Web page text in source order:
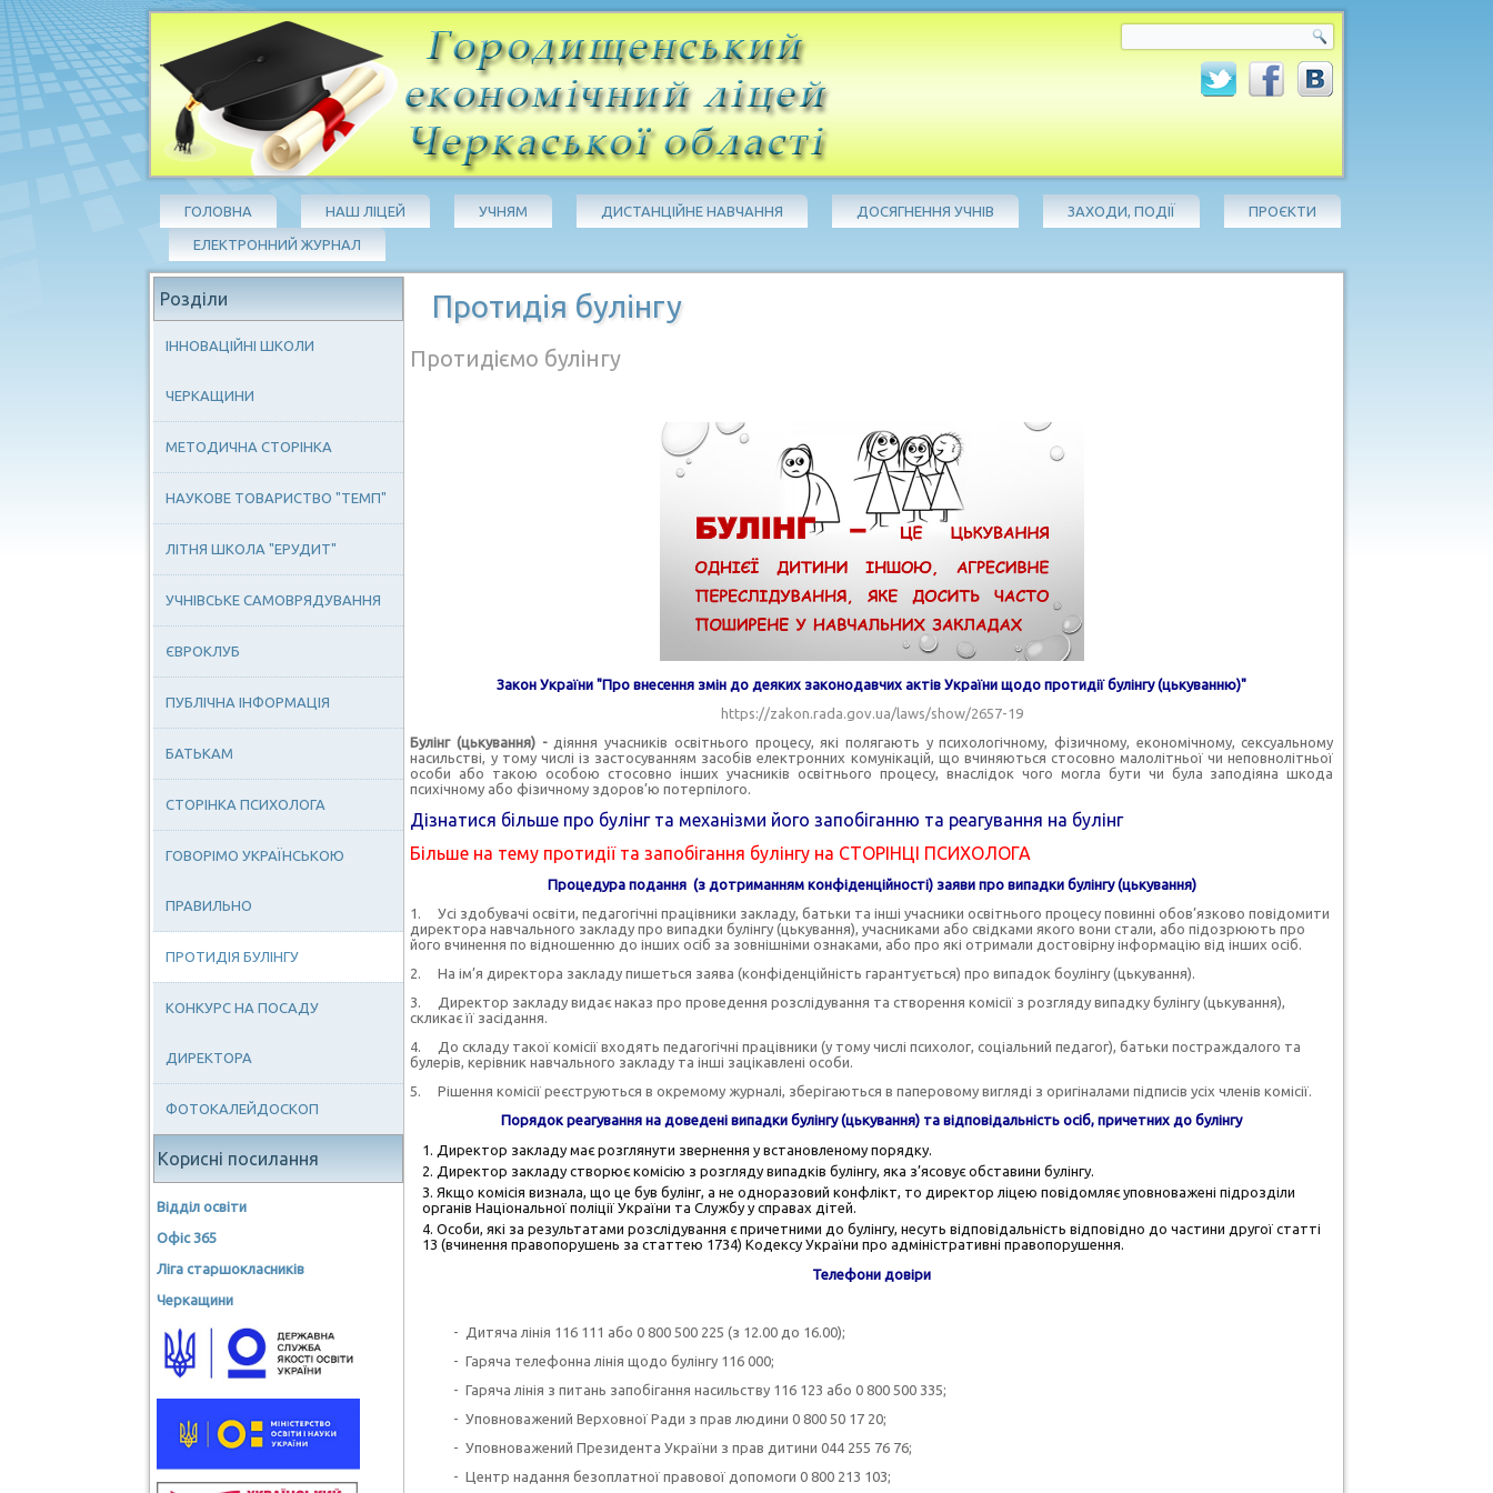
ГОЛОВНА НАШ ЛІЦЕЙ УЧНЯМ ДИСТАНЦІЙНЕ НАВЧАННЯ ДОСЯГНЕННЯ УЧНІВ ЗАХОДИ, ПОДІЇ ПРОЄКТИ
ЕЛЕКТРОННИЙ ЖУРНАЛ
Розділи
ІННОВАЦІЙНІ ШКОЛИ
ЧЕРКАЩИНИ
МЕТОДИЧНА СТОРІНКА
НАУКОВЕ ТОВАРИСТВО "ТЕМП"
ЛІТНЯ ШКОЛА "ЕРУДИТ"
УЧНІВСЬКЕ САМОВРЯДУВАННЯ
ЄВРОКЛУБ
ПУБЛІЧНА ІНФОРМАЦІЯ
БАТЬКАМ
СТОРІНКА ПСИХОЛОГА
ГОВОРІМО УКРАЇНСЬКОЮ
ПРАВИЛЬНО
ПРОТИДІЯ БУЛІНГУ
КОНКУРС НА ПОСАДУ
ДИРЕКТОРА
ФОТОКАЛЕЙДОСКОП
Корисні посилання
Відділ освіти
Офіс 365
Ліга старшокласників
Черкащини
Протидія булінгу
Протидіємо булінгу
Закон України "Про внесення змін до деяких законодавчих актів України щодо протидії булінгу (цькуванню)"
https://zakon.rada.gov.ua/laws/show/2657-19
Булінг (цькування) - діяння учасників освітнього процесу, які полягають у психологічному, фізичному, економічному, сексуальному
насильстві, у тому числі із застосуванням засобів електронних комунікацій, що вчиняються стосовно малолітньої чи неповнолітньої
особи або такою особою стосовно інших учасників освітнього процесу, внаслідок чого могла бути чи була заподіяна шкода
психічному або фізичному здоров’ю потерпілого.
Дізнатися більше про булінг та механізми його запобіганню та реагування на булінг
Більше на тему протидії та запобігання булінгу на СТОРІНЦІ ПСИХОЛОГА
Процедура подання (з дотриманням конфіденційності) заяви про випадки булінгу (цькування)
1. Усі здобувачі освіти, педагогічні працівники закладу, батьки та інші учасники освітнього процесу повинні обов’язково повідомити
директора навчального закладу про випадки булінгу (цькування), учасниками або свідками якого вони стали, або підозрюють про
його вчинення по відношенню до інших осіб за зовнішніми ознаками, або про які отримали достовірну інформацію від інших осіб.
2. На ім’я директора закладу пишеться заява (конфіденційність гарантується) про випадок боулінгу (цькування).
3. Директор закладу видає наказ про проведення розслідування та створення комісії з розгляду випадку булінгу (цькування),
скликає її засідання.
4. До складу такої комісії входять педагогічні працівники (у тому числі психолог, соціальний педагог), батьки постраждалого та
булерів, керівник навчального закладу та інші зацікавлені особи.
5. Рішення комісії реєструються в окремому журналі, зберігаються в паперовому вигляді з оригіналами підписів усіх членів комісії.
Порядок реагування на доведені випадки булінгу (цькування) та відповідальність осіб, причетних до булінгу
Директор закладу має розглянути звернення у встановленому порядку.
Директор закладу створює комісію з розгляду випадків булінгу, яка з’ясовує обставини булінгу.
Якщо комісія визнала, що це був булінг, а не одноразовий конфлікт, то директор ліцею повідомляє уповноважені підрозділи
органів Національної поліції України та Службу у справах дітей.
Особи, які за результатами розслідування є причетними до булінгу, несуть відповідальність відповідно до частини другої статті
13 (вчинення правопорушень за статтею 1734) Кодексу України про адміністративні правопорушення.
Телефони довіри
- Дитяча лінія 116 111 або 0 800 500 225 (з 12.00 до 16.00);
- Гаряча телефонна лінія щодо булінгу 116 000;
- Гаряча лінія з питань запобігання насильству 116 123 або 0 800 500 335;
- Уповноважений Верховної Ради з прав людини 0 800 50 17 20;
- Уповноважений Президента України з прав дитини 044 255 76 76;
- Центр надання безоплатної правової допомоги 0 800 213 103;